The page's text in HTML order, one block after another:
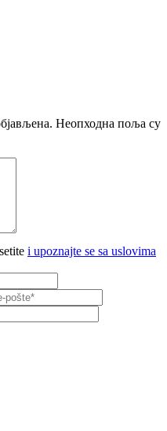
Неопходна поља су
i upoznajte se sa uslovima